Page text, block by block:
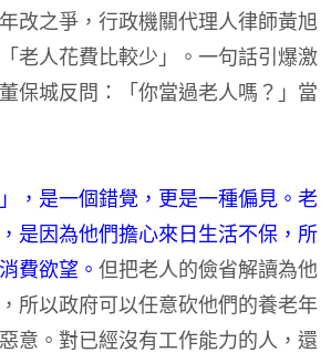
改之爭，行政機關代理人律師黃旭
老人花費比較少」。一句話引爆激
保城反問：「你當過老人嗎？」當
，是一個錯覺，更是一種偏見。老
是因為他們擔心來日生活不保，所
費欲望。但把老人的儉省解讀為他
所以政府可以任意砍他們的養老年
意。對已經沒有工作能力的人，還